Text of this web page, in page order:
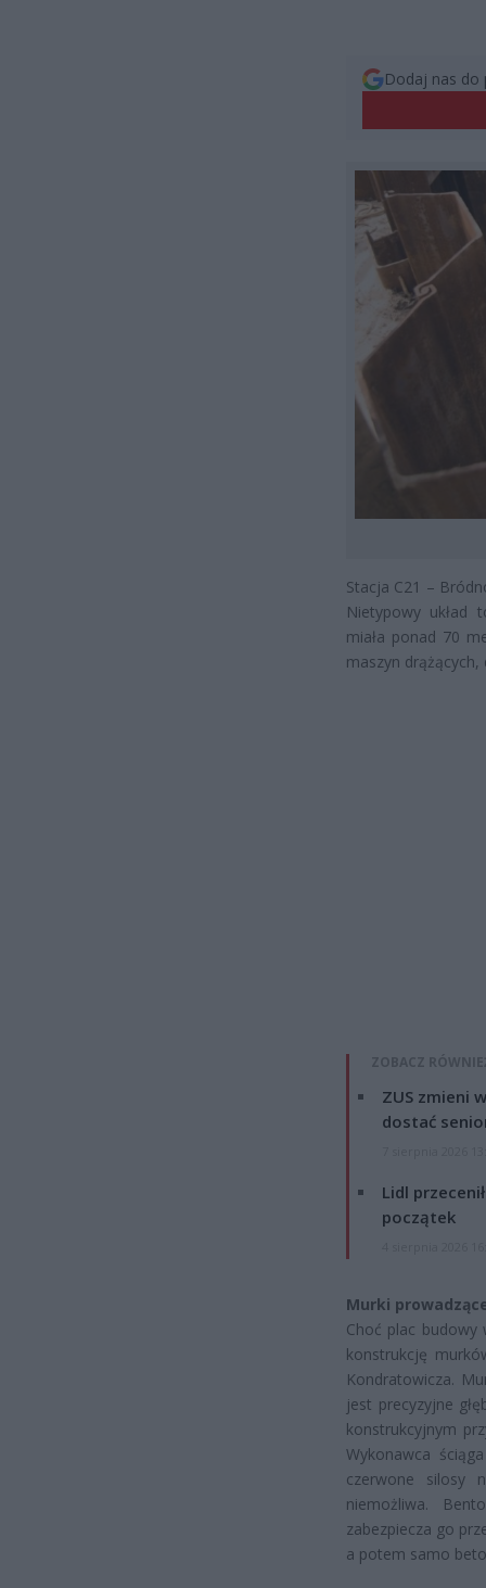
Dodaj nas do
Stacja C21 –
Nietypowy układ
miała ponad 70
maszyn
ZOBACZ
ZUS zmieni
dostać
Lidl
początek
Murki
Choć plac
konstrukcję
Kondratowicza.
jest precyzyjne
konstrukcyjnym
Wykonawca
czerwone silosy
niemożliwa.
zabezpiecza go
a potem samo